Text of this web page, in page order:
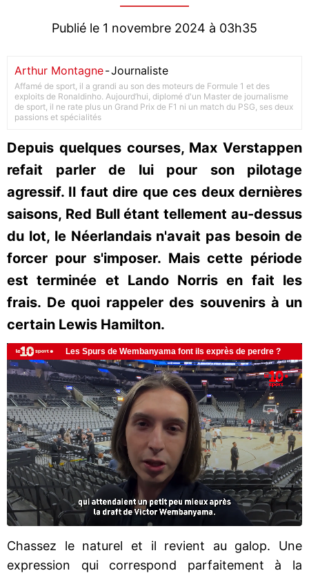
Publié le 1 novembre 2024 à 03h35
Arthur Montagne-Journaliste
Affamé de sport, il a grandi au son des moteurs de Formule 1 et des
exploits de Ronaldinho. Aujourd’hui, diplomé d'un Master de journalisme
de sport, il ne rate plus un Grand Prix de F1 ni un match du PSG, ses deux
passions et spécialités
Depuis quelques courses, Max Verstappen
refait parler de lui pour son pilotage
agressif. Il faut dire que ces deux dernières
saisons, Red Bull étant tellement au-dessus
du lot, le Néerlandais n'avait pas besoin de
forcer pour s'imposer. Mais cette période
est terminée et Lando Norris en fait les
frais. De quoi rappeler des souvenirs à un
certain Lewis Hamilton.
Chassez le naturel et il revient au galop. Une
expression qui correspond parfaitement à la